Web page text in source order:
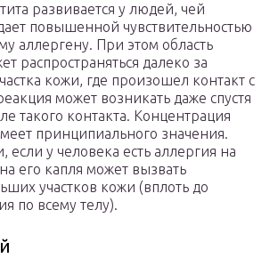
развивается у людей, чей
повышенной чувствительностью
аллергену. При этом область
распространяться далеко за
кожи, где произошел контакт с
может возникать даже спустя
такого контакта. Концентрация
принципиального значения.
у человека есть аллергия на
его капля может вызвать
участков кожи (вплоть до
по всему телу).